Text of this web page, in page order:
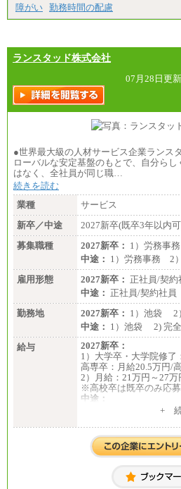
障がい 勤務時間の配慮
ランスタッド株式会社
07月28日更
●世界最大級の人材サービス企業ラ
ローバルな安定基盤のもとで、自分ら
はなく、全社員が同じ職…
続きを読む
業種
サービス
新卒／中途
2027新卒(既卒3年以内
募集職種
2027新卒： 1）労務事
中途： 1）労務事務 2
雇用形態
2027新卒： 正社員/契約
中途： 正社員/契約社員
勤務地
2027新卒： 1）池袋 2
中途： 1）池袋 2) 完
給与
2027新卒：
1）大学卒・大学院修了
高専卒：月給20.5万円/
2）月給：21万円～27万
※高校卒は既卒のみ応募
中途：
1）月給：21万円～25万
+ 続